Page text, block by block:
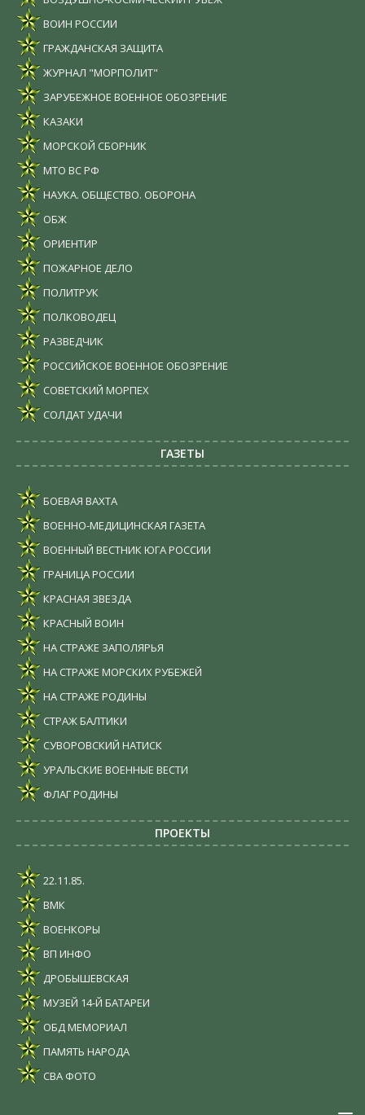
ВОИН РОССИИ
ГРАЖДАНСКАЯ ЗАЩИТА
ЖУРНАЛ "МОРПОЛИТ"
ЗАРУБЕЖНОЕ ВОЕННОЕ ОБОЗРЕНИЕ
КАЗАКИ
МОРСКОЙ СБОРНИК
МТО ВС РФ
НАУКА. ОБЩЕСТВО. ОБОРОНА
ОБЖ
ОРИЕНТИР
ПОЖАРНОЕ ДЕЛО
ПОЛИТРУК
ПОЛКОВОДЕЦ
РАЗВЕДЧИК
РОССИЙСКОЕ ВОЕННОЕ ОБОЗРЕНИЕ
СОВЕТСКИЙ МОРПЕХ
СОЛДАТ УДАЧИ
ГАЗЕТЫ
БОЕВАЯ ВАХТА
ВОЕННО-МЕДИЦИНСКАЯ ГАЗЕТА
ВОЕННЫЙ ВЕСТНИК ЮГА РОССИИ
ГРАНИЦА РОССИИ
КРАСНАЯ ЗВЕЗДА
КРАСНЫЙ ВОИН
НА СТРАЖЕ ЗАПОЛЯРЬЯ
НА СТРАЖЕ МОРСКИХ РУБЕЖЕЙ
НА СТРАЖЕ РОДИНЫ
СТРАЖ БАЛТИКИ
СУВОРОВСКИЙ НАТИСК
УРАЛЬСКИЕ ВОЕННЫЕ ВЕСТИ
ФЛАГ РОДИНЫ
ПРОЕКТЫ
22.11.85.
ВМК
ВОЕНКОРЫ
ВП ИНФО
ДРОБЫШЕВСКАЯ
МУЗЕЙ 14-Й БАТАРЕИ
ОБД МЕМОРИАЛ
ПАМЯТЬ НАРОДА
СВА ФОТО